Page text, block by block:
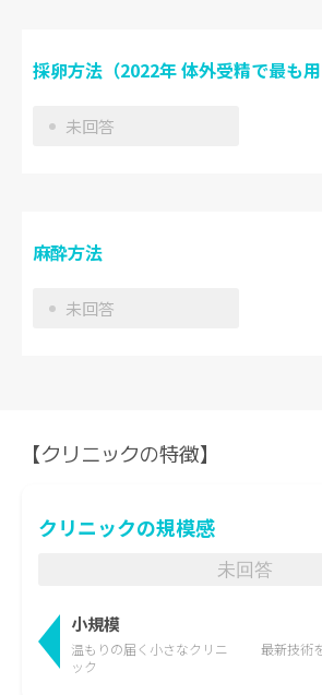
採卵方法（2022年 体外受精で最も用
未回答
麻酔方法
未回答
【クリニックの特徴】
クリニックの規模感
未回答
小規模
温もりの届く 小さなクリニ
ック
最新技術